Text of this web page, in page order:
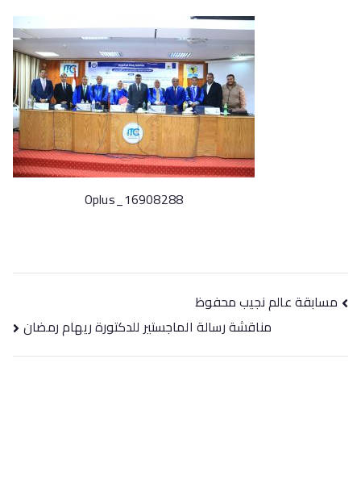
Oplus_16908288
مسابقة عالم نجيب محفوظ
مناقشة رسالة الماجستير للدكتورة ريهام رمضان